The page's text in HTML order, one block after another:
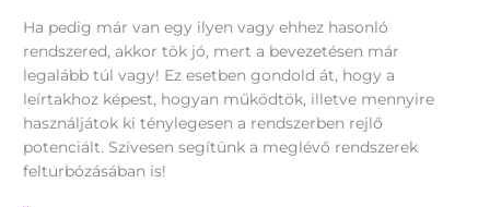
Ha pedig már van egy ilyen vagy ehhez hasonló
rendszered, akkor tök jó, mert a bevezetésen már
legalább túl vagy! Ez esetben gondold át, hogy a
leírtakhoz képest, hogyan működtök, illetve mennyire
használjátok ki ténylegesen a rendszerben rejlő
potenciált. Szívesen segítünk a meglévő rendszerek
felturbózásában is!